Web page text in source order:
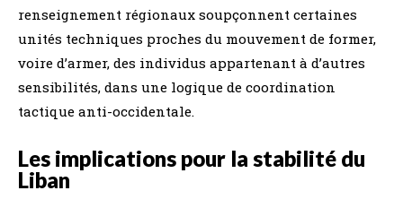
renseignement régionaux soupçonnent certaines
unités techniques proches du mouvement de former,
voire d’armer, des individus appartenant à d’autres
sensibilités, dans une logique de coordination
tactique anti-occidentale.
Les implications pour la stabilité du
Liban